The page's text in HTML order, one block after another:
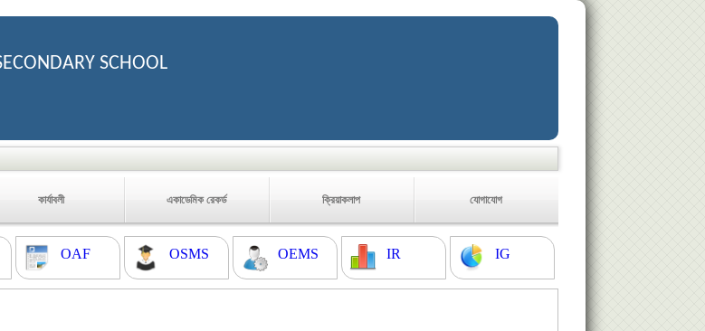
SCHOOL
কার্যাবলী একাডেমিক রেকর্ড ক্রিয়াকলাপ যোগাযোগ
OAF OSMS OEMS IR IG